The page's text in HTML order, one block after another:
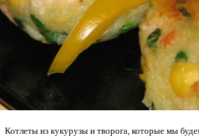
Котлеты из кукурузы и творога, которые мы